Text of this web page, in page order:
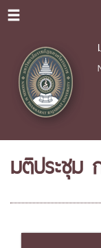
มติประชุม